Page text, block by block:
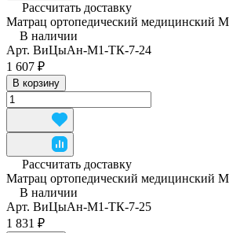
Рассчитать доставку
Матрац ортопедический медицинский
В наличии
Арт. ВиЦыАн-М1-ТК-7-24
1 607 ₽
В корзину
Рассчитать доставку
Матрац ортопедический медицинский
В наличии
Арт. ВиЦыАн-М1-ТК-7-25
1 831 ₽